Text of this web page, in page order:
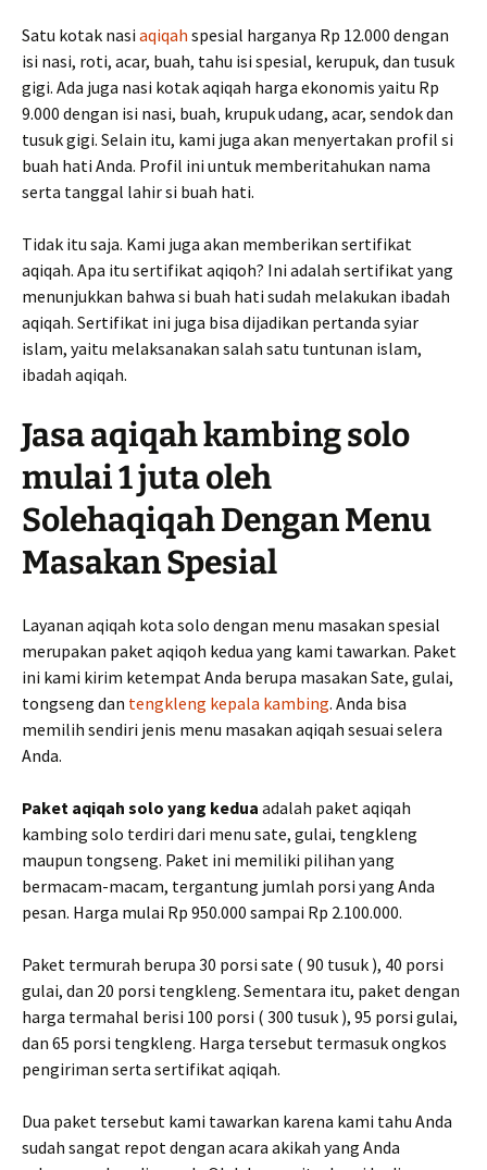
Satu kotak nasi aqiqah spesial harganya Rp 12.000 dengan
isi nasi, roti, acar, buah, tahu isi spesial, kerupuk, dan tusuk
gigi. Ada juga nasi kotak aqiqah harga ekonomis yaitu Rp
9.000 dengan isi nasi, buah, krupuk udang, acar, sendok dan
tusuk gigi. Selain itu, kami juga akan menyertakan profil si
buah hati Anda. Profil ini untuk memberitahukan nama
serta tanggal lahir si buah hati.
Tidak itu saja. Kami juga akan memberikan sertifikat
aqiqah. Apa itu sertifikat aqiqoh? Ini adalah sertifikat yang
menunjukkan bahwa si buah hati sudah melakukan ibadah
aqiqah. Sertifikat ini juga bisa dijadikan pertanda syiar
islam, yaitu melaksanakan salah satu tuntunan islam,
ibadah aqiqah.
Jasa aqiqah kambing solo
mulai 1 juta oleh
Solehaqiqah Dengan Menu
Masakan Spesial
Layanan aqiqah kota solo dengan menu masakan spesial
merupakan paket aqiqoh kedua yang kami tawarkan. Paket
ini kami kirim ketempat Anda berupa masakan Sate, gulai,
tongseng dan tengkleng kepala kambing. Anda bisa
memilih sendiri jenis menu masakan aqiqah sesuai selera
Anda.
Paket aqiqah solo yang kedua adalah paket aqiqah
kambing solo terdiri dari menu sate, gulai, tengkleng
maupun tongseng. Paket ini memiliki pilihan yang
bermacam-macam, tergantung jumlah porsi yang Anda
pesan. Harga mulai Rp 950.000 sampai Rp 2.100.000.
Paket termurah berupa 30 porsi sate ( 90 tusuk ), 40 porsi
gulai, dan 20 porsi tengkleng. Sementara itu, paket dengan
harga termahal berisi 100 porsi ( 300 tusuk ), 95 porsi gulai,
dan 65 porsi tengkleng. Harga tersebut termasuk ongkos
pengiriman serta sertifikat aqiqah.
Dua paket tersebut kami tawarkan karena kami tahu Anda
sudah sangat repot dengan acara akikah yang Anda